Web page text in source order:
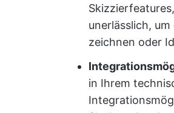
unerlässlich,
zeichnen oder
in Ihrem